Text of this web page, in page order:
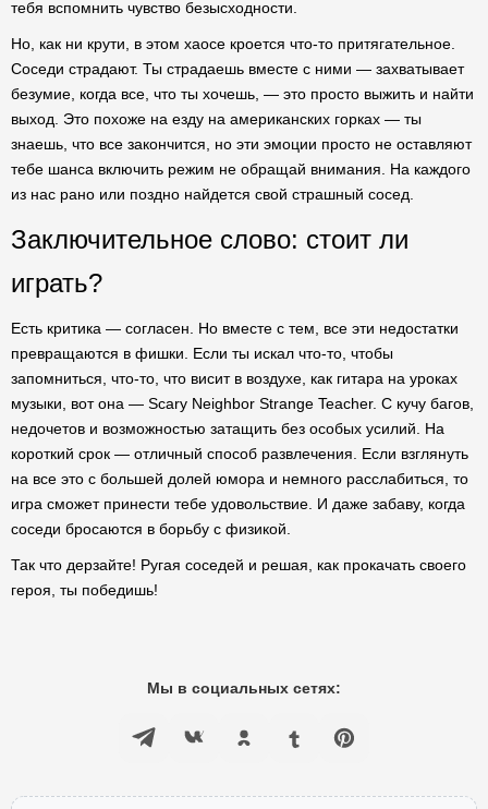
тебя вспомнить чувство безысходности.
Но, как ни крути, в этом хаосе кроется что-то притягательное.
Соседи страдают. Ты страдаешь вместе с ними — захватывает
безумие, когда все, что ты хочешь, — это просто выжить и найти
выход. Это похоже на езду на американских горках — ты
знаешь, что все закончится, но эти эмоции просто не оставляют
тебе шанса включить режим не обращай внимания. На каждого
из нас рано или поздно найдется свой страшный сосед.
Заключительное слово: стоит ли
играть?
Есть критика — согласен. Но вместе с тем, все эти недостатки
превращаются в фишки. Если ты искал что-то, чтобы
запомниться, что-то, что висит в воздухе, как гитара на уроках
музыки, вот она — Scary Neighbor Strange Teacher. С кучу багов,
недочетов и возможностью затащить без особых усилий. На
короткий срок — отличный способ развлечения. Если взглянуть
на все это с большей долей юмора и немного расслабиться, то
игра сможет принести тебе удовольствие. И даже забаву, когда
соседи бросаются в борьбу с физикой.
Так что дерзайте! Ругая соседей и решая, как прокачать своего
героя, ты победишь!
Мы в социальных сетях: